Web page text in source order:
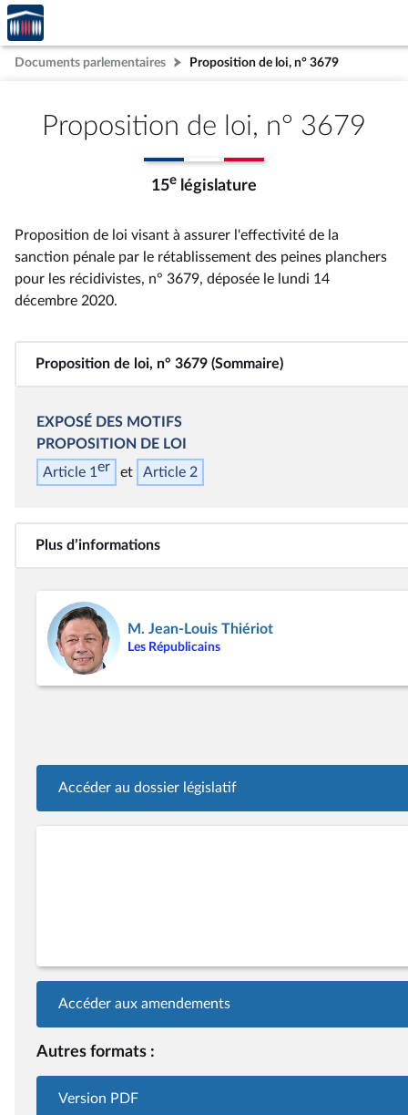
Aller au contenu
Aller en bas de la page
Accèder
à la
page
d'accueil
Documents parlementaires Proposition de loi, n° 3679
Proposition de loi, n° 3679
15e législature
Proposition de loi visant à assurer l'effectivité de la
sanction pénale par le rétablissement des peines planchers
pour les récidivistes, n° 3679, déposée le lundi 14
décembre 2020.
Proposition de loi, n° 3679 (Sommaire)
EXPOSÉ DES MOTIFS
PROPOSITION DE LOI
Article 1er Article 2
Plus d’informations
M. Jean-Louis Thiériot
Les Républicains
Accéder au dossier législatif
Accéder aux amendements
Autres formats :
Version PDF